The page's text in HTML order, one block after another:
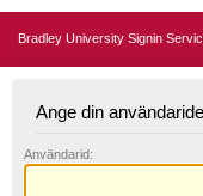
Bradley University Signin
Ange din
Användarid: